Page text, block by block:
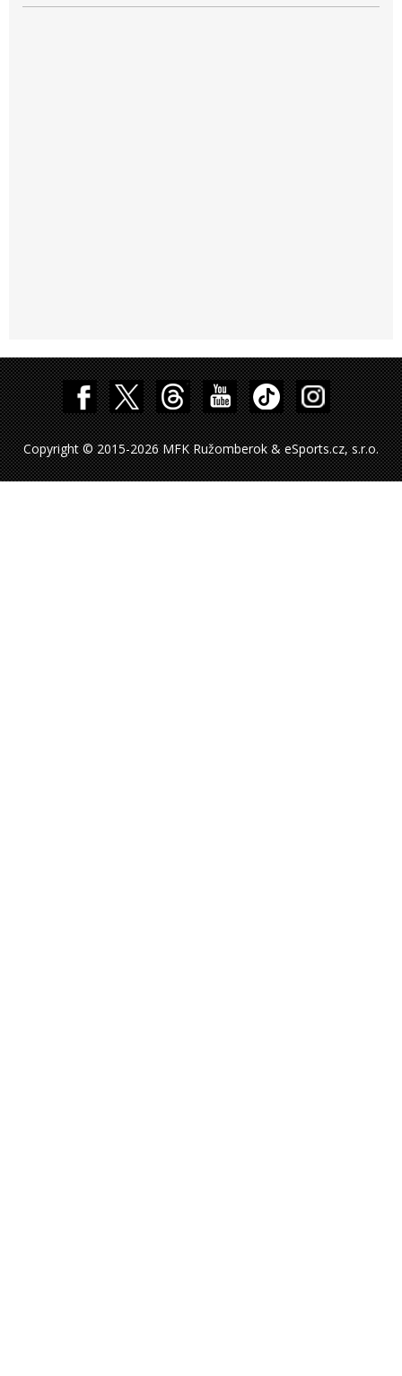
Copyright © 2015-2026 MFK Ružomberok & eSports.cz, s.r.o.